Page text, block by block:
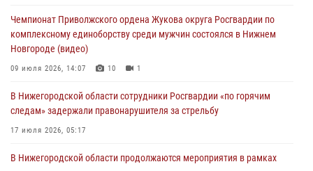
Чемпионат Приволжского ордена Жукова округа Росгвардии по
комплексному единоборству среди мужчин состоялся в Нижнем
Новгороде (видео)
09 июля 2026, 14:07 10 1
В Нижегородской области сотрудники Росгвардии «по горячим
следам» задержали правонарушителя за стрельбу
17 июля 2026, 05:17
В Нижегородской области продолжаются мероприятия в рамках